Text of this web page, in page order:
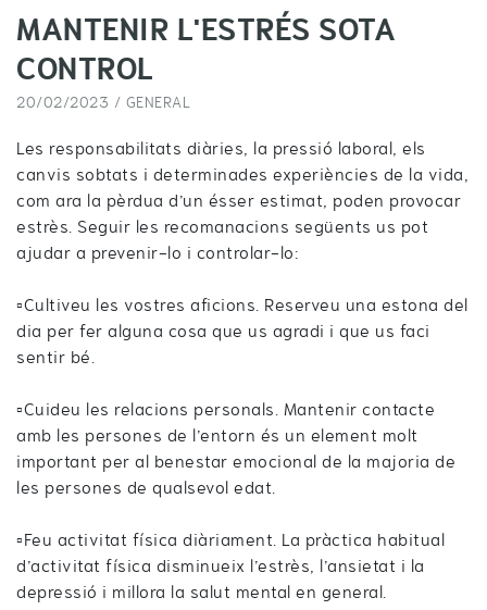
MANTENIR L'ESTRÉS SOTA
CONTROL
20/02/2023 / GENERAL
Les responsabilitats diàries, la pressió laboral, els
canvis sobtats i determinades experiències de la vida,
com ara la pèrdua d’un ésser estimat, poden provocar
estrès. Seguir les recomanacions següents us pot
ajudar a prevenir-lo i controlar-lo:
▫️Cultiveu les vostres aficions. Reserveu una estona del
dia per fer alguna cosa que us agradi i que us faci
sentir bé.
▫️Cuideu les relacions personals. Mantenir contacte
amb les persones de l’entorn és un element molt
important per al benestar emocional de la majoria de
les persones de qualsevol edat.
▫️Feu activitat física diàriament. La pràctica habitual
d’activitat física disminueix l’estrès, l’ansietat i la
depressió i millora la salut mental en general.